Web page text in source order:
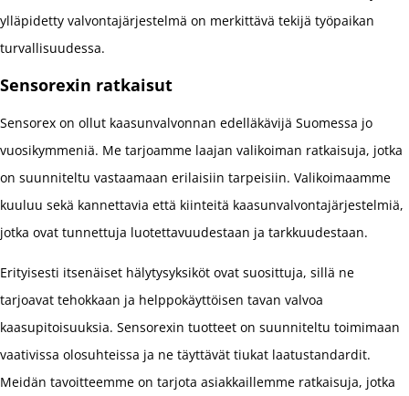
ylläpidetty valvontajärjestelmä on merkittävä tekijä työpaikan
turvallisuudessa.
Sensorexin ratkaisut
Sensorex on ollut kaasunvalvonnan edelläkävijä Suomessa jo
vuosikymmeniä. Me tarjoamme laajan valikoiman ratkaisuja, jotka
on suunniteltu vastaamaan erilaisiin tarpeisiin. Valikoimaamme
kuuluu sekä kannettavia että kiinteitä kaasunvalvontajärjestelmiä,
jotka ovat tunnettuja luotettavuudestaan ja tarkkuudestaan.
Erityisesti itsenäiset hälytysyksiköt ovat suosittuja, sillä ne
tarjoavat tehokkaan ja helppokäyttöisen tavan valvoa
kaasupitoisuuksia. Sensorexin tuotteet on suunniteltu toimimaan
vaativissa olosuhteissa ja ne täyttävät tiukat laatustandardit.
Meidän tavoitteemme on tarjota asiakkaillemme ratkaisuja, jotka